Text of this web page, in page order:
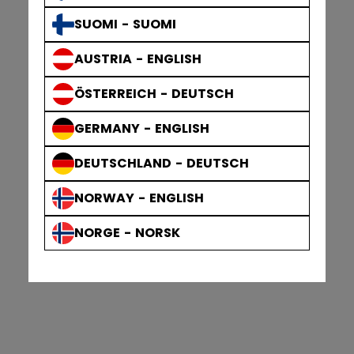
SUOMI - SUOMI
AUSTRIA - ENGLISH
ÖSTERREICH - DEUTSCH
GERMANY - ENGLISH
DEUTSCHLAND - DEUTSCH
NORWAY - ENGLISH
NORGE - NORSK